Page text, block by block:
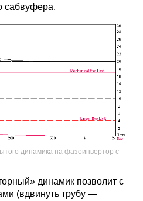
сабвуфера.
динамика на фазоинвертор с
динамик позволит с
(вдвинуть трубу —